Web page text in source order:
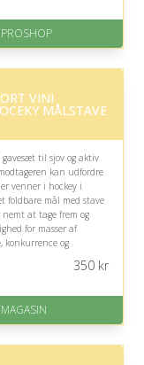
Trustpilot rating
VINI
MÅLSTAVE
gavesæt til sjov og aktiv
kan udfordre
venner i hockey i
foldbare mål med stave
nemt at tage frem og
for masser af
konkurrence og
rating på 4.1 ud
350kr